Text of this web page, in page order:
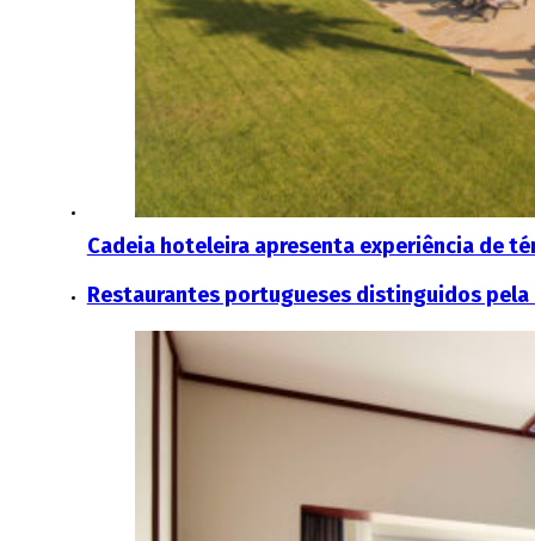
Cadeia hoteleira apresenta experiência de
Restaurantes portugueses distinguidos